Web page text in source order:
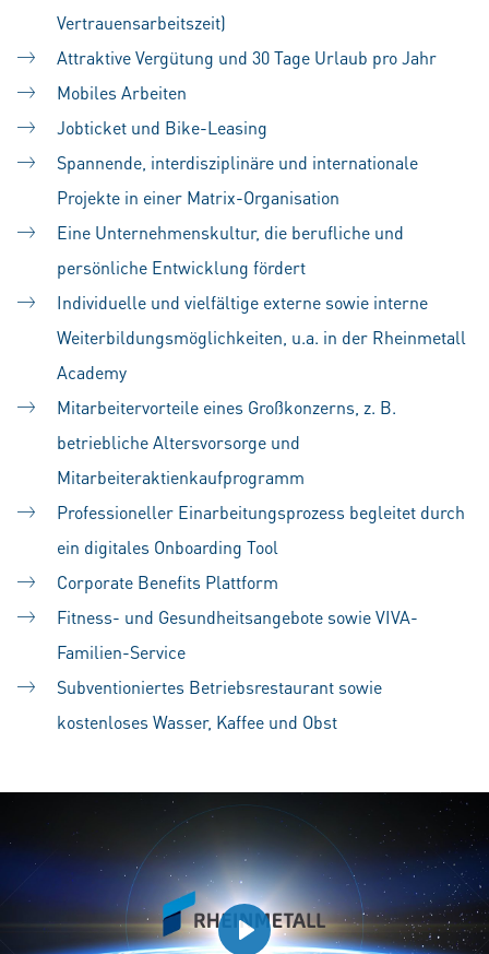
Vertrauensarbeitszeit)
Attraktive Vergütung und 30 Tage Urlaub pro Jahr
Mobiles Arbeiten
Jobticket und Bike-Leasing
Spannende, interdisziplinäre und internationale
Projekte in einer Matrix-Organisation
Eine Unternehmenskultur, die berufliche und
persönliche Entwicklung fördert
Individuelle und vielfältige externe sowie interne
Weiterbildungsmöglichkeiten, u.a. in der Rheinmetall
Academy
Mitarbeitervorteile eines Großkonzerns, z. B.
betriebliche Altersvorsorge und
Mitarbeiteraktienkaufprogramm
Professioneller Einarbeitungsprozess begleitet durch
ein digitales Onboarding Tool
Corporate Benefits Plattform
Fitness- und Gesundheitsangebote sowie VIVA-
Familien-Service
Subventioniertes Betriebsrestaurant sowie
kostenloses Wasser, Kaffee und Obst